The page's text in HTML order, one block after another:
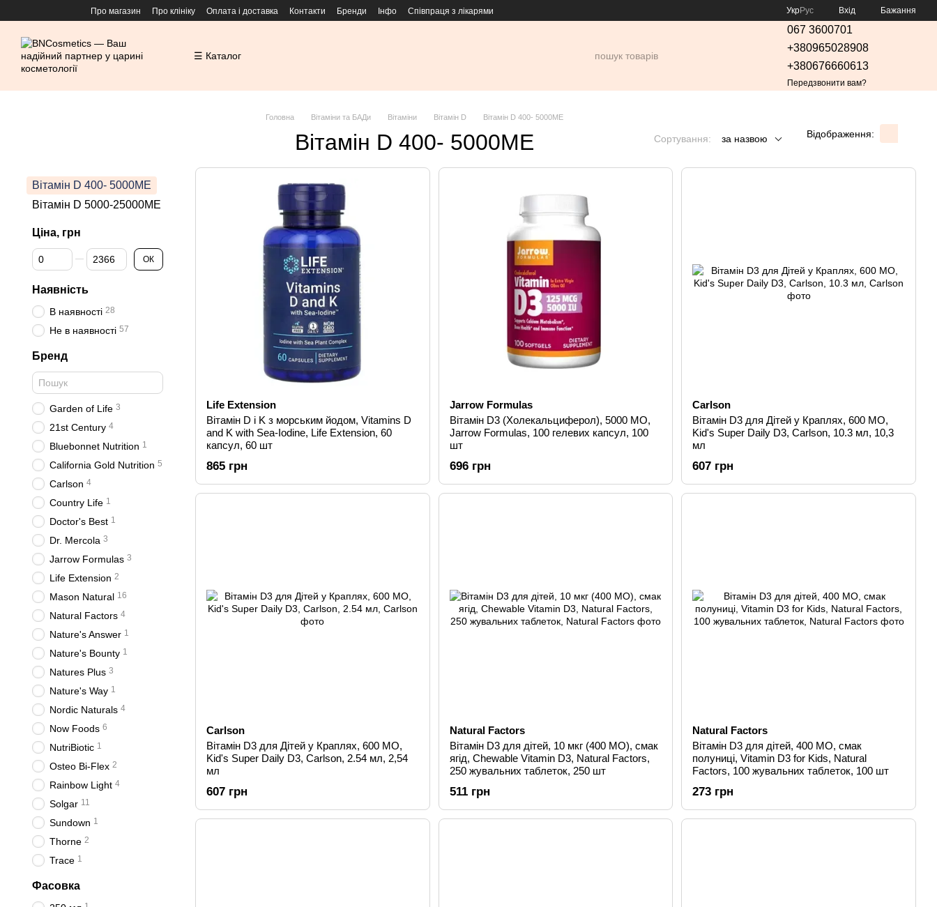
Перейти до основного контенту
Про магазин Про клініку Оплата і доставка Контакти Бренди Інфо Співпраця з лікарями УкрРус Вхід Бажання
☰ Каталог
067 3600701
+380965028908
+380676660613
Передзвонити вам?
Головна Вітаміни та БАДи Вітаміни Вітамін D Вітамін D 400- 5000ME
Вітамін D 400- 5000ME Сортування: за назвою Відображення:
Life Extension
Вітамін D і K з морським йодом, Vitamins D
and K with Sea-Iodine, Life Extension, 60
капсул, 60 шт
865 грн
Jarrow Formulas
Вітамін D3 (Холекальциферол), 5000 МО,
Jarrow Formulas, 100 гелевих капсул, 100
шт
696 грн
Carlson
Вітамін D3 для Дітей у Краплях, 600 МО,
Kid's Super Daily D3, Carlson, 10.3 мл, 10,3
мл
607 грн
Carlson
Вітамін D3 для Дітей у Краплях, 600 МО,
Kid's Super Daily D3, Carlson, 2.54 мл, 2,54
мл
607 грн
Natural Factors
Вітамін D3 для дітей, 10 мкг (400 МО), смак
ягід, Chewable Vitamin D3, Natural Factors,
250 жувальних таблеток, 250 шт
511 грн
Natural Factors
Вітамін D3 для дітей, 400 МО, смак
полуниці, Vitamin D3 for Kids, Natural
Factors, 100 жувальних таблеток, 100 шт
273 грн
Вітамін D 400- 5000ME
Вітамін D 5000-25000МЕ
Ціна, грн
Від Ціна, грн
До Ціна, грн ОК
Наявність
В наявності 28
Не в наявності 57
Бренд
Garden of Life 3
21st Century 4
Bluebonnet Nutrition 1
California Gold Nutrition 5
Carlson 4
Country Life 1
Doctor's Best 1
Dr. Mercola 3
Jarrow Formulas 3
Life Extension 2
Mason Natural 16
Natural Factors 4
Nature's Answer 1
Nature's Bounty 1
Natures Plus 3
Nature's Way 1
Nordic Naturals 4
Now Foods 6
NutriBiotic 1
Osteo Bi-Flex 2
Rainbow Light 4
Solgar 11
Sundown 1
Thorne 2
Trace 1
Фасовка